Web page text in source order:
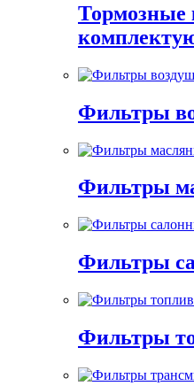
Тормозные
Фильтры
Фильтры
Фильтры
Фильтры